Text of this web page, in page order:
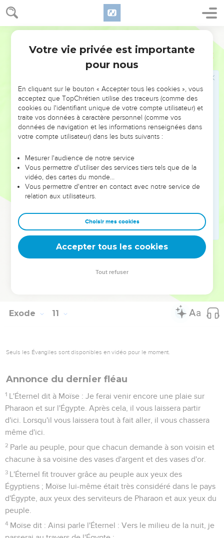
Exode 10
22 Moïse étendit sa main vers le ciel ; et il y eut d'épaisses
ténèbres dans tout le pays d'Égypte, pendant trois jours.
On ne se voyait pas les uns les autres, et personne ne se
leva de sa place pendant trois jours. Mais il y avait de la
lumière dans les lieux où habitaient tous les enfants d'Israël.
Pharaon appela Moïse, et dit : Allez, servez l'Éternel. Il n'y
aura que vos brebis et vos boeufs qui resteront, et vos
enfants pourront aller avec vous.
Moïse répondit : Tu mettras toi-même entre nos mains de
quoi faire les sacrifices et les holocaustes que nous offrirons
Nos troupeaux iront avec nous, et il ne restera pas un
ongle ; car c'est là que nous prendrons pour servir l'Éternel,
notre Dieu ; et jusqu'à ce que nous soyons arrivés, nous ne
savons pas ce que nous choisirons pour offrir à l'Éternel.
L'Éternel endurcit le coeur de Pharaon, et Pharaon ne
voulut point les laisser aller.
Pharaon dit à Moïse : Sors de chez moi ! Garde-toi de
paraître encore en ma présence, car le jour où tu paraîtras en
Exode 11
Seuls les Évangiles sont disponibles en vidéo pour le moment.
Annonce du dernier fléau
1 L'Éternel dit à Moïse : Je ferai venir encore une plaie sur
Pharaon et sur l'Égypte. Après cela, il vous laissera partir
d'ici. Lorsqu'il vous laissera tout à fait aller, il vous chassera
même d'ici.
2 Parle au peuple, pour que chacun demande à son voisin et
chacune à sa voisine des vases d'argent et des vases d'or.
3 L'Éternel fit trouver grâce au peuple aux yeux des
Égyptiens ; Moïse lui-même était très considéré dans le pays
d'Égypte, aux yeux des serviteurs de Pharaon et aux yeux du
peuple.
4 Moïse dit : Ainsi parle l'Éternel : Vers le milieu de la nuit, je
Votre vie privée est importante
pour nous
En cliquant sur le bouton « Accepter tous les cookies », vous
acceptez que TopChrétien utilise des traceurs (comme des
cookies ou l'identifiant unique de votre compte utilisateur) et
traite vos données à caractère personnel (comme vos
données de navigation et les informations renseignées dans
votre compte utilisateur) dans les buts suivants :
Mesurer l'audience de notre service
Vous permettre d'utiliser des services tiers tels que de la
vidéo, des cartes du monde…
Vous permettre d'entrer en contact avec notre service de
relation aux utilisateurs.
Choisir mes cookies
Accepter tous les cookies
Tout refuser